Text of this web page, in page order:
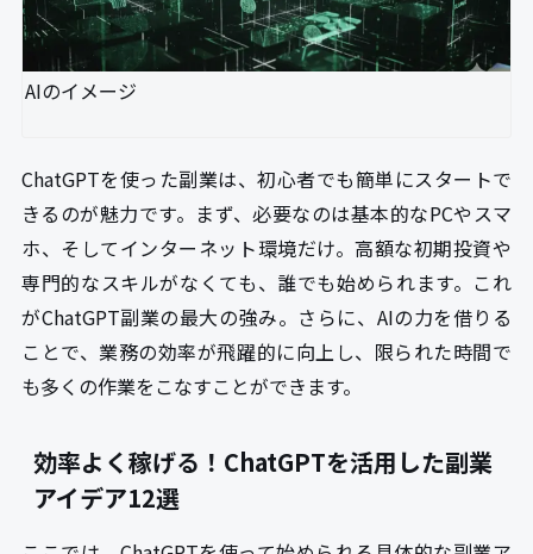
AIのイメージ
ChatGPTを使った副業は、初心者でも簡単にスタートで
きるのが魅力です。まず、必要なのは基本的なPCやスマ
ホ、そしてインターネット環境だけ。高額な初期投資や
専門的なスキルがなくても、誰でも始められます。これ
がChatGPT副業の最大の強み。さらに、AIの力を借りる
ことで、業務の効率が飛躍的に向上し、限られた時間で
も多くの作業をこなすことができます。
効率よく稼げる！ChatGPTを活用した副業
アイデア12選